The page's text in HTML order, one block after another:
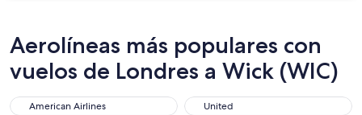
Aerolíneas más populares con
vuelos de Londres a Wick (WIC)
American Airlines
American Airlines United
United